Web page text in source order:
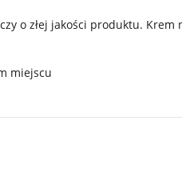
o złej jakości produktu. Krem
miejscu